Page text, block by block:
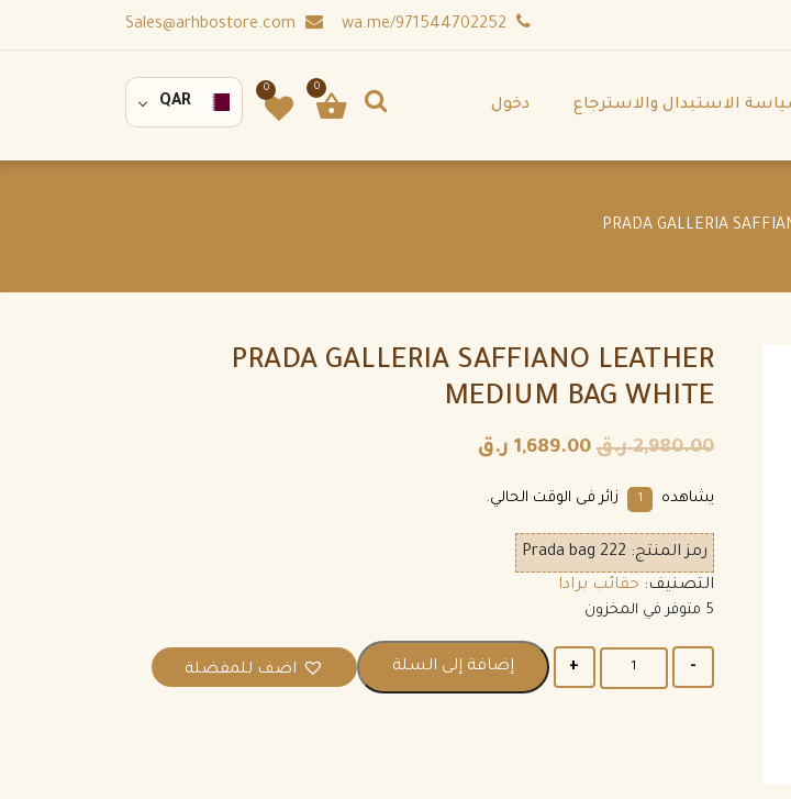
الاستبدال والاسترجاع دخول
0
0
QAR
PRADA GALLERIA SAFFIANO LEATHER
MEDIUM BAG WHITE
2,980.00 ر.ق 1,689.00 ر.ق
يشاهده 1 زائر فى الوقت الحالي.
رمز المنتج: Prada bag 222
التصنيف: حقائب برادا
5 متوفر في المخزون
إضافة إلى السلة اضف للمفضلة